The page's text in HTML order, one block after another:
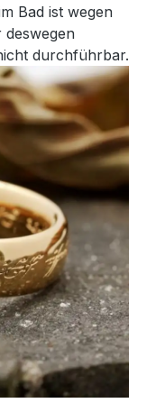
Bad ist wegen
deswegen
durchführbar.